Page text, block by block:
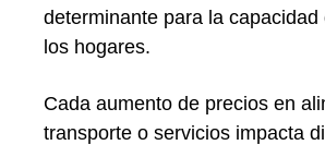
determinante para la capacidad
los hogares.
Cada aumento de precios en
transporte o servicios impacta